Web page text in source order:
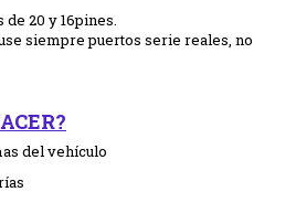
20 y 16pines.
siempre puertos serie reales, no
?
del vehículo